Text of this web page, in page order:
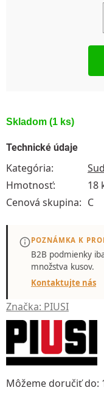
Skladom (1 ks)
Značka: PIUSI
Môžeme doručiť do:
Technické údaje
Kategória:
Hmotnosť:
18
Cenová skupina: C
POZNÁMKA K
B2B podmienky
množstva kusov.
Kontaktujte nás